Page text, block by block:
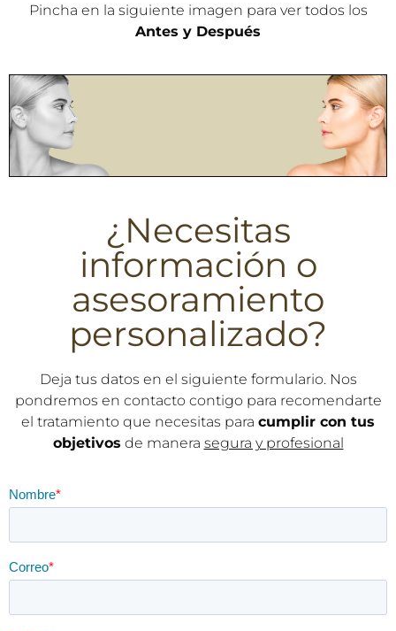
Pincha en la siguiente imagen para ver todos los
Antes y Después
VER TODOS
¿Necesitas
información o
asesoramiento
personalizado?
Deja tus datos en el siguiente formulario. Nos
pondremos en contacto contigo para recomendarte
el tratamiento que necesitas para cumplir con tus
objetivos de manera segura y profesional